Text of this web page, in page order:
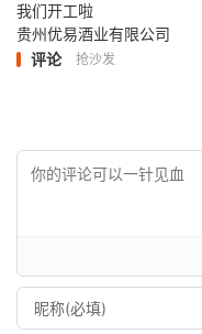
我们开工啦
贵州优易酒业有限公司
评论
抢沙发